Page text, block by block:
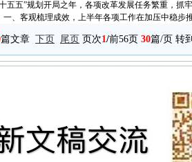
五五”规划开局之年，各项改革发展任务繁重，抓
、客观梳理成效，上半年各项工作在加压中稳步
篇文章 下页 尾页 页次1/前56页 30篇/页 转